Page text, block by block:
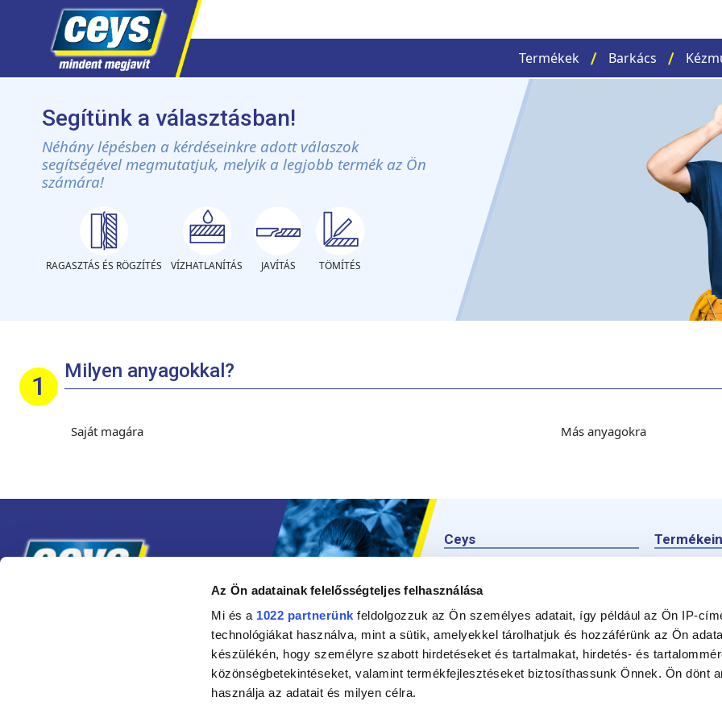
Az Ön adatainak felelősségteljes felhasználása
Mi és a 1022 partnerünk feldolgozzuk az Ön személyes adatait, így például az Ön IP-
technológiákat használva, mint a sütik, amelyekkel tárolhatjuk és hozzáférünk az Ön
készülékén, hogy személyre szabott hirdetéseket és tartalmakat, hirdetés- és
közönségbetekintéseket, valamint termékfejlesztéseket biztosíthassunk Önnek. Ön dönt
használja az adatait és milyen célra.
Termékek Barkács
Segítünk a választásban!
Néhány lépésben a kérdéseinkre adott válaszok
segítségével megmutatjuk, melyik a legjobb termék az Ön
számára!
RAGASZTÁS ÉS RÖGZÍTÉS VÍZHATLANÍTÁS JAVÍTÁS TÖMÍTÉS
Milyen anyagokkal?
Saját magára Más anyagokra
Ceys
Kézműves
Barkácsolás
Fenntarthatóság